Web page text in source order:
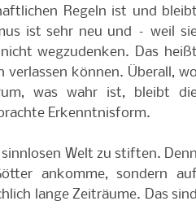
Regeln ist und bleibt
ist sehr neu und – weil
wegzudenken. Das heißt
verlassen können. Überall,
was wahr ist, bleibt
Erkenntnisform.
Welt zu stiften. Denn
ankomme, sondern auf
lange Zeiträume. Das sind